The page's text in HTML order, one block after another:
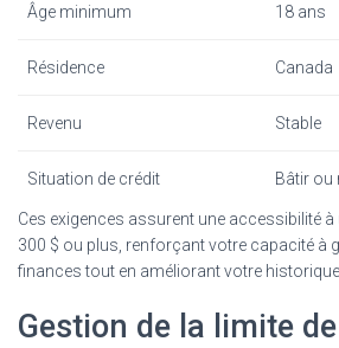
Âge minimum 18 ans
Résidence Canada
Revenu Stable
Situation de crédit Bâtir ou
Ces exigences assurent une accessibilité à
300 $ ou plus, renforçant votre capacité à
finances tout en améliorant votre historique
Gestion de la limite